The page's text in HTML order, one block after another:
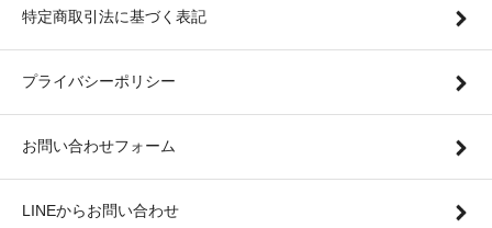
特定商取引法に基づく表記
プライバシーポリシー
お問い合わせフォーム
LINEからお問い合わせ